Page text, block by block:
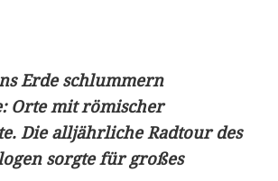
Erde schlummern
Orte mit römischer
Die alljährliche Radtour des
sorgte für großes